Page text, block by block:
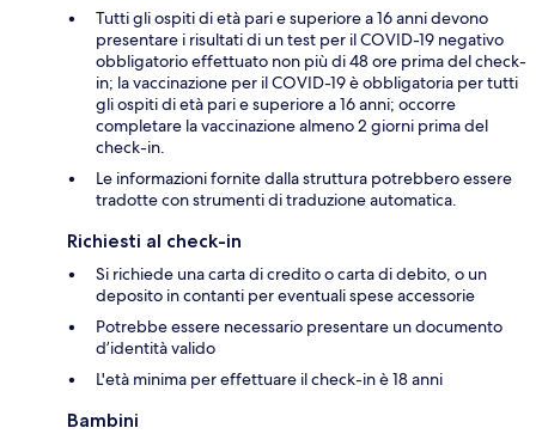
Tutti gli ospiti di età pari e superiore a 16 anni devono
presentare i risultati di un test per il COVID-19 negativo
obbligatorio effettuato non più di 48 ore prima del check-
in; la vaccinazione per il COVID-19 è obbligatoria per tutti
gli ospiti di età pari e superiore a 16 anni; occorre
completare la vaccinazione almeno 2 giorni prima del
check-in.
Le informazioni fornite dalla struttura potrebbero essere
tradotte con strumenti di traduzione automatica.
Richiesti al check-in
Si richiede una carta di credito o carta di debito, o un
deposito in contanti per eventuali spese accessorie
Potrebbe essere necessario presentare un documento
d’identità valido
L'età minima per effettuare il check-in è 18 anni
Bambini